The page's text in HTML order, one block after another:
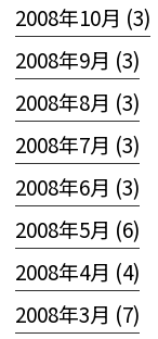
2008年10月 (3)
2008年9月 (3)
2008年8月 (3)
2008年7月 (3)
2008年6月 (3)
2008年5月 (6)
2008年4月 (4)
2008年3月 (7)